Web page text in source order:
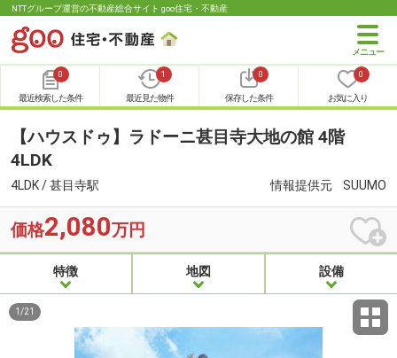
NTTグループ運営の不動産総合サイト goo住宅・不動産
0
最近検索した条件
1
最近見た物件
0
保存した条件
0
お気に入り
【ハウスドゥ】ラドーニ甚目寺大地の館 4階
4LDK
4LDK / 甚目寺駅 情報提供元 SUUMO
価格2,080万円
特徴 地図 設備
1 /21